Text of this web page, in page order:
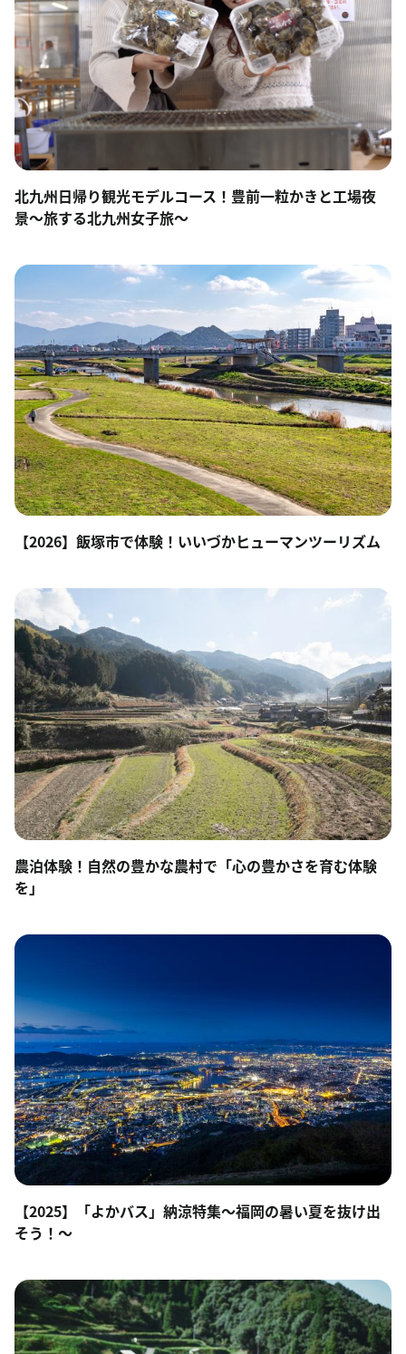
北九州日帰り観光モデルコース！豊前一粒かきと工場夜
景〜旅する北九州女子旅〜
【2026】飯塚市で体験！いいづかヒューマンツーリズム
農泊体験！自然の豊かな農村で「心の豊かさを育む体験
を」
【2025】「よかバス」納涼特集～福岡の暑い夏を抜け出
そう！～